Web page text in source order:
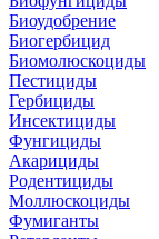
Биоудобрение
Биогербицид
Биомолюскоциды
Пестициды
Гербициды
Инсектициды
Фунгициды
Акарициды
Родентициды
Моллюскоциды
Фумиганты